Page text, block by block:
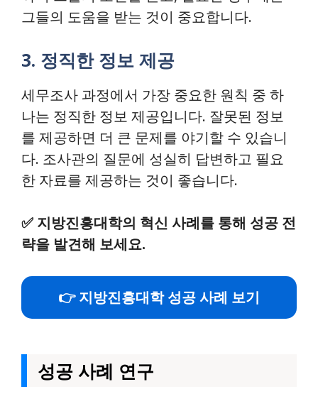
그들의 도움을 받는 것이 중요합니다.
3. 정직한 정보 제공
세무조사 과정에서 가장 중요한 원칙 중 하
나는 정직한 정보 제공입니다. 잘못된 정보
를 제공하면 더 큰 문제를 야기할 수 있습니
다. 조사관의 질문에 성실히 답변하고 필요
한 자료를 제공하는 것이 좋습니다.
✅ 지방진흥대학의 혁신 사례를 통해 성공 전
략을 발견해 보세요.
👉 지방진흥대학 성공 사례 보기
성공 사례 연구